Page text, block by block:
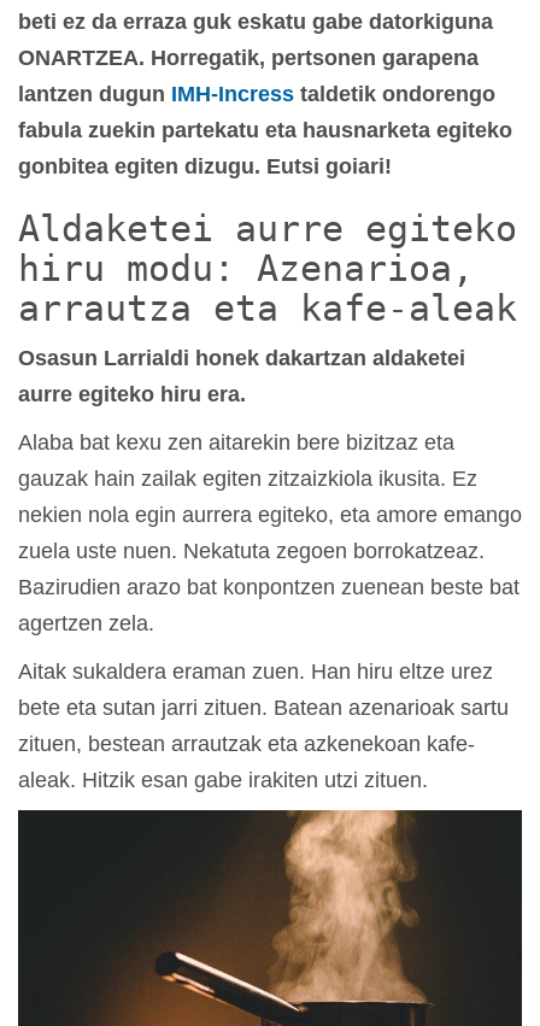
beti ez da erraza guk eskatu gabe datorkiguna
ONARTZEA. Horregatik, pertsonen garapena
lantzen dugun IMH-Incress taldetik ondorengo
fabula zuekin partekatu eta hausnarketa egiteko
gonbitea egiten dizugu. Eutsi goiari!
Aldaketei aurre egiteko
hiru modu: Azenarioa,
arrautza eta kafe-aleak
Osasun Larrialdi honek dakartzan aldaketei
aurre egiteko hiru era.
Alaba bat kexu zen aitarekin bere bizitzaz eta
gauzak hain zailak egiten zitzaizkiola ikusita. Ez
nekien nola egin aurrera egiteko, eta amore emango
zuela uste nuen. Nekatuta zegoen borrokatzeaz.
Bazirudien arazo bat konpontzen zuenean beste bat
agertzen zela.
Aitak sukaldera eraman zuen. Han hiru eltze urez
bete eta sutan jarri zituen. Batean azenarioak sartu
zituen, bestean arrautzak eta azkenekoan kafe-
aleak. Hitzik esan gabe irakiten utzi zituen.